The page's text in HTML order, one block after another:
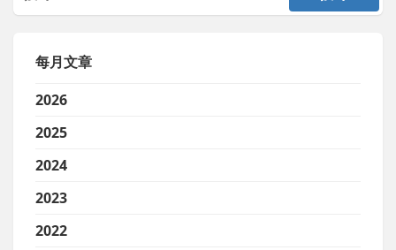
每月文章
2026
2025
2024
2023
2022